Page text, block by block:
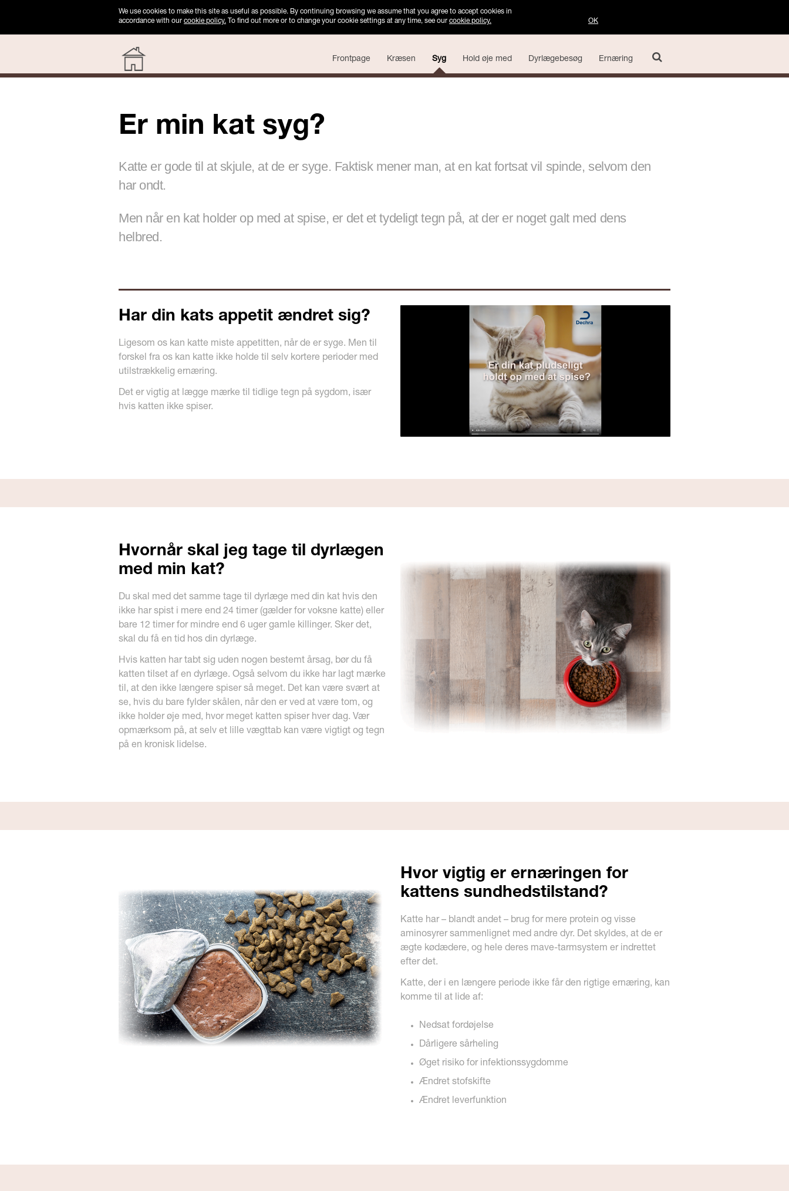
We use cookies to make this site as useful as possible. By continuing browsing we assume that you agree to accept cookies in
accordance with our cookie policy. To find out more or to change your cookie settings at any time, see our cookie policy. OK
Frontpage Kræsen Syg Hold øje med Dyrlægebesøg Ernæring
Er min kat syg?
Katte er gode til at skjule, at de er syge. Faktisk mener man, at en kat fortsat vil spinde, selvom den
har ondt.
Men når en kat holder op med at spise, er det et tydeligt tegn på, at der er noget galt med dens
helbred.
Har din kats appetit ændret sig?
Ligesom os kan katte miste appetitten, når de er syge. Men til
forskel fra os kan katte ikke holde til selv kortere perioder med
utilstrækkelig ernæring.
Det er vigtig at lægge mærke til tidlige tegn på sygdom, især
hvis katten ikke spiser.
Hvornår skal jeg tage til dyrlægen
med min kat?
Du skal med det samme tage til dyrlæge med din kat hvis den
ikke har spist i mere end 24 timer (gælder for voksne katte) eller
bare 12 timer for mindre end 6 uger gamle killinger. Sker det,
skal du få en tid hos din dyrlæge.
Hvis katten har tabt sig uden nogen bestemt årsag, bør du få
katten tilset af en dyrlæge. Også selvom du ikke har lagt mærke
til, at den ikke længere spiser så meget. Det kan være svært at
se, hvis du bare fylder skålen, når den er ved at være tom, og
ikke holder øje med, hvor meget katten spiser hver dag. Vær
opmærksom på, at selv et lille vægttab kan være vigtigt og tegn
på en kronisk lidelse.
Hvor vigtig er ernæringen for
kattens sundhedstilstand?
Katte har – blandt andet – brug for mere protein og visse
aminosyrer sammenlignet med andre dyr. Det skyldes, at de er
ægte kødædere, og hele deres mave-tarmsystem er indrettet
efter det.
Katte, der i en længere periode ikke får den rigtige ernæring, kan
komme til at lide af:
Nedsat fordøjelse
Dårligere sårheling
Øget risiko for infektionssygdomme
Ændret stofskifte
Ændret leverfunktion